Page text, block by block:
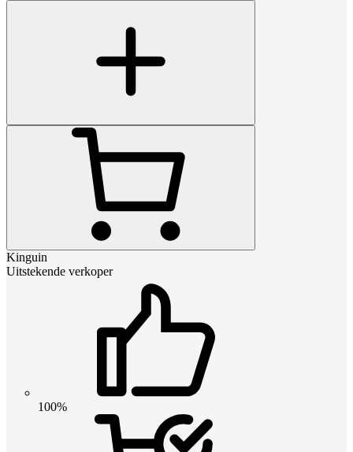
Kinguin
Uitstekende verkoper
100%